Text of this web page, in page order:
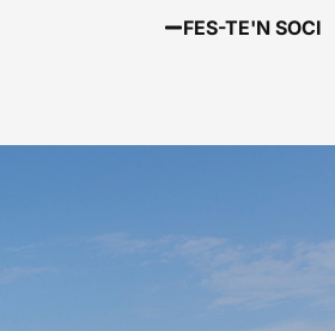
FES-TE'N SOCI